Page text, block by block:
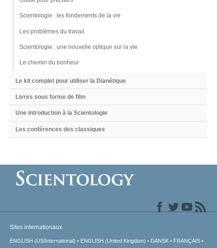
Scientologie : les fondements de la vie
Les problèmes du travail
Scientologie : une nouvelle optique sur la vie
Le chemin du bonheur
Le kit complet pour utiliser la Dianétique
Livres sous forme de film
Une introduction à la Scientologie
Les conférences des classiques
Sites internationaux
ENGLISH (US/International) ENGLISH (United Kingdom) DANSK FRANÇAIS